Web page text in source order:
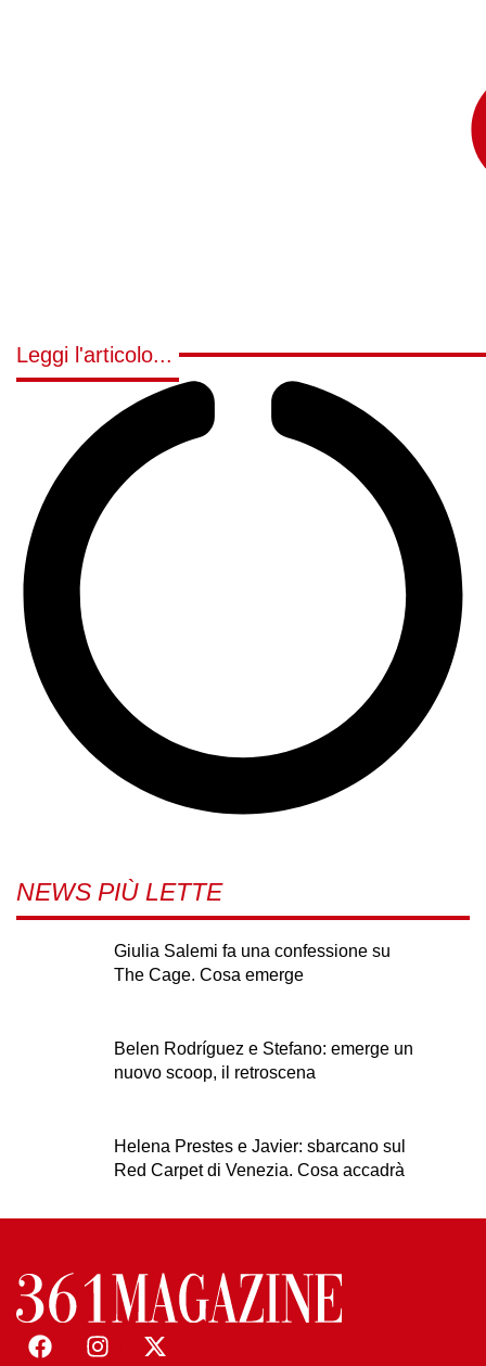
Leggi l'articolo...
NEWS PIÙ LETTE
Giulia Salemi fa una confessione su
The Cage. Cosa emerge
Belen Rodríguez e Stefano: emerge un
nuovo scoop, il retroscena
Helena Prestes e Javier: sbarcano sul
Red Carpet di Venezia. Cosa accadrà